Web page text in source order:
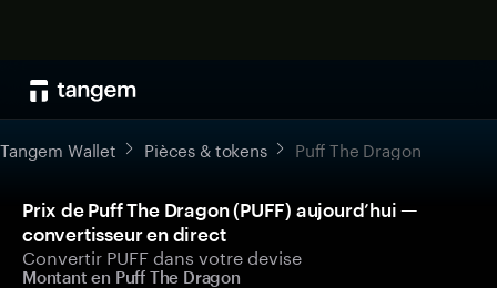
Tangem Wallet Pièces & tokens Puff The Dragon
Prix de Puff The Dragon (PUFF) aujourd’hui —
convertisseur en direct
Convertir PUFF dans votre devise
Montant en Puff The Dragon